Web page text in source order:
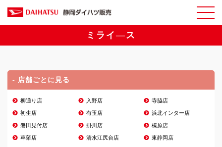
ミライ―ス
- 店舗ごとに見る
柳通り店 入野店 寺脇店
初生店 有玉店 浜北インター店
磐田見付店 掛川店 榛原店
草薙店 清水江尻台店 東静岡店